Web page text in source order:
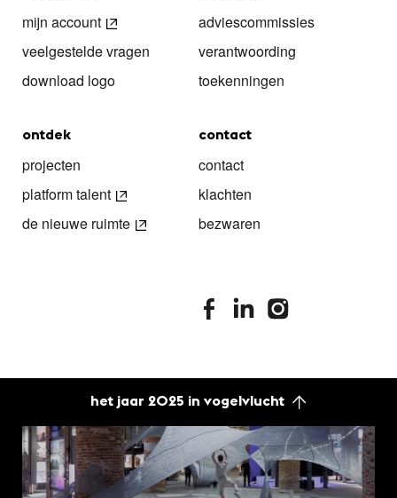
mijn account
veelgestelde vragen
download logo
adviescommissies
verantwoording
toekenningen
ontdek
projecten
platform talent
de nieuwe ruimte
contact
contact
klachten
bezwaren
stimuleringsfonds facebook
stimuleringsfonds linkedin
stimuleringsfonds
het jaar 2025 in vogelvlucht